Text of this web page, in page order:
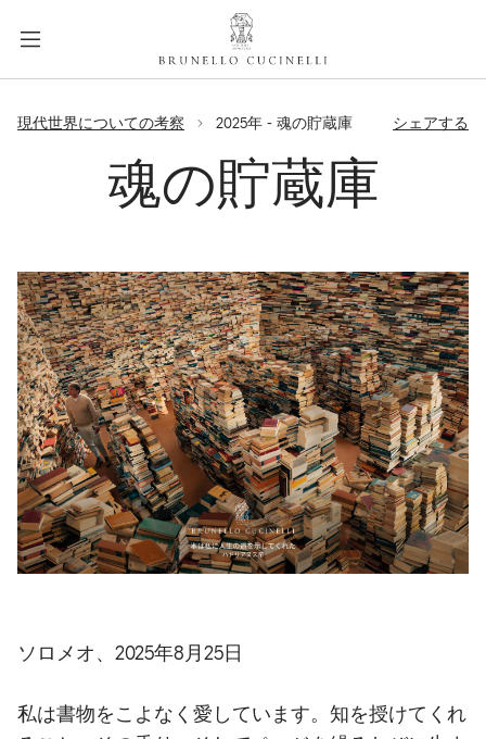
現代世界についての考察 2025年 - 魂の貯蔵庫 シェアする
魂の貯蔵庫
ソロメオ、2025年8月25日
私は書物をこよなく愛しています。知を授けてくれ